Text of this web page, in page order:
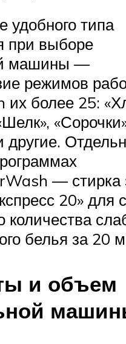
удобного типа
при выборе
машины —
режимов
их более 25:
— стирка
20» для
количества
белья за 20
и объем